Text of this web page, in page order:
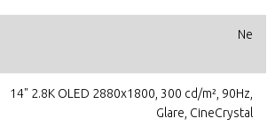
Ne
14" 2.8K OLED 2880x1800, 300 cd/m², 90Hz,
Glare, CineCrystal